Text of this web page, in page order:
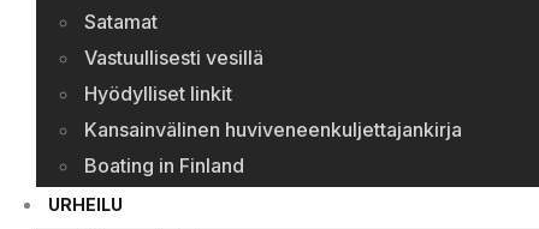
Satamat
Vastuullisesti vesillä
Hyödylliset linkit
Kansainvälinen huviveneenkuljettajankirja
Boating in Finland
URHEILU